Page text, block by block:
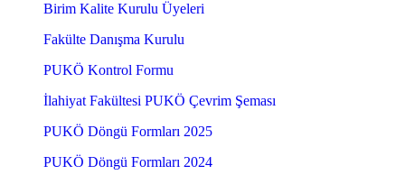
Birim Kalite Kurulu Üyeleri
Fakülte Danışma Kurulu
PUKÖ Kontrol Formu
İlahiyat Fakültesi PUKÖ Çevrim Şeması
PUKÖ Döngü Formları 2025
PUKÖ Döngü Formları 2024